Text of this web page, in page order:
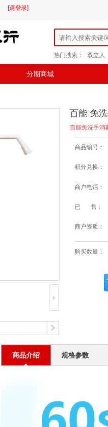
[请登录]
热门搜索： 双立人
分期商城
百能 免
百能免洗手消
商品编号：
积分兑换：
商户电话：
已 售：
商户资质：
购买数量：
商品介绍 规格参数